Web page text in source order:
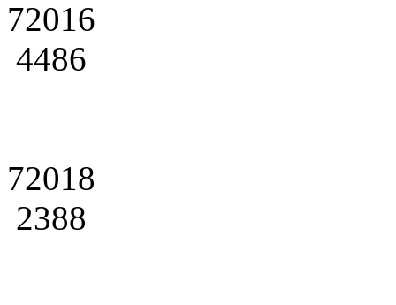
72016
4486
72018
2388